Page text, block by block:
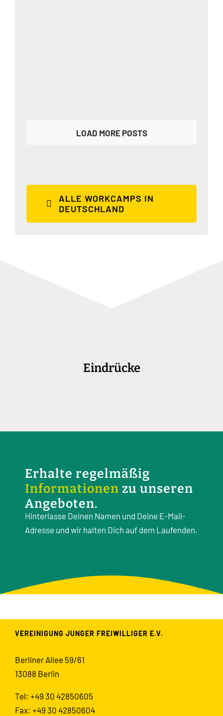
LOAD MORE POSTS
ALLE WORKCAMPS IN
DEUTSCHLAND
Eindrücke
Erhalte regelmäßig
Informationen zu unseren
Angeboten.
Hinterlasse Deinen Namen und Deine E-Mail-
Adresse und wir halten Dich auf dem Laufenden.
VEREINIGUNG JUNGER FREIWILLIGER E.V.
Berliner Allee 59/61
13088 Berlin
Tel: +49 30 42850605
Fax: +49 30 42850604